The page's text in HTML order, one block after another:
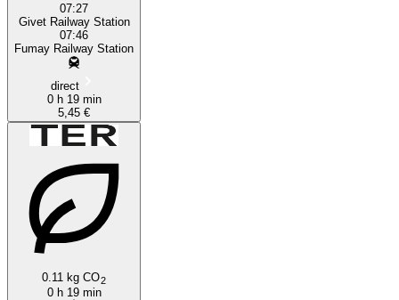
07:27
Givet Railway Station
07:46
Fumay Railway Station
direct
0 h 19 min
5,45 €
0.11 kg CO2
0 h 19 min